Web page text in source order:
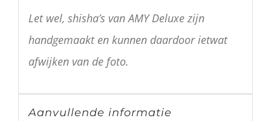
Let wel, shisha’s van AMY Deluxe zijn
handgemaakt en kunnen daardoor ietwat
afwijken van de foto.
Aanvullende informatie